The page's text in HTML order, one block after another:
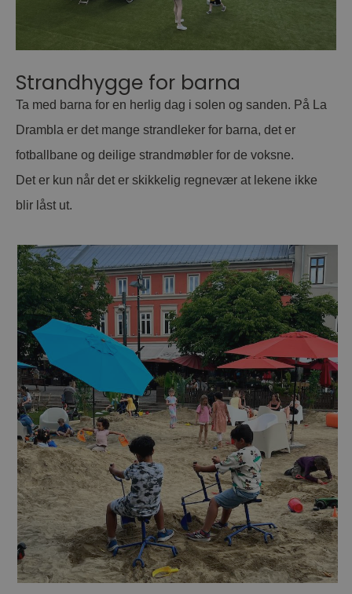
Strandhygge for barna
Ta med barna for en herlig dag i solen og sanden. På La
Drambla er det mange strandleker for barna, det er
fotballbane og deilige strandmøbler for de voksne.
Det er kun når det er skikkelig regnevær at lekene ikke
blir låst ut.